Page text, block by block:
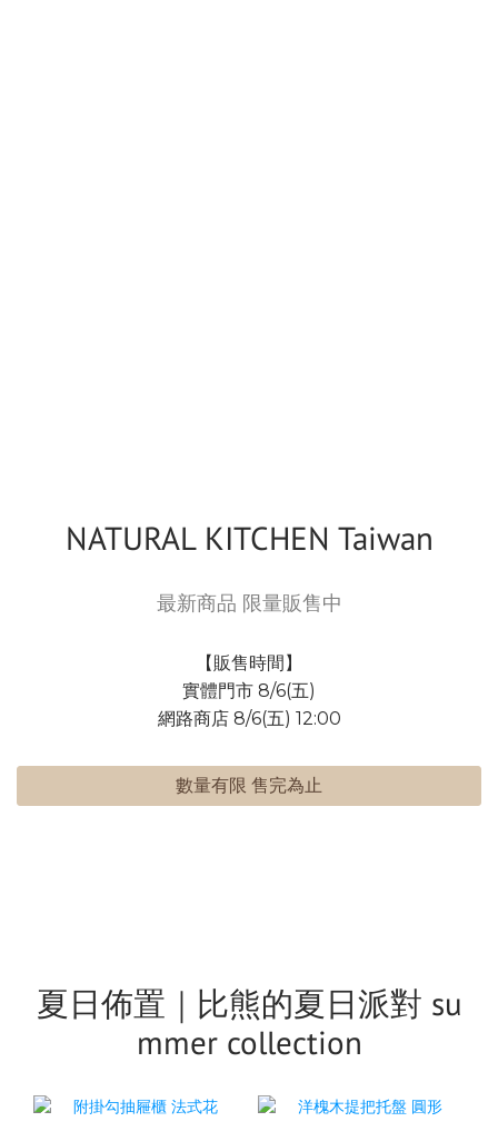
NATURAL KITCHEN Taiwan
最新商品 限量販售中
【販售時間】
實體門市 8/6(五)
網路商店 8/6(五) 12:00
數量有限 售完為止
夏日佈置｜比熊的夏日派對 su
mmer collection